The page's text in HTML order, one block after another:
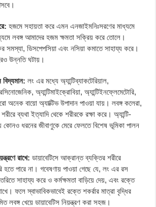
হজমে সহায়তা করে এমন এনজাইমনিঃসরণের মাধ্যমে
লবঙ্গ আমাদের হজম ক্ষমতা সক্রিয় করে তোলে।
সমস্যা, ডিসপেপসিয়া এবং নসিয়া কমাতে সাহায্য করে।
উন্নতি ঘটায়।
বিদ্যমান: লং এর মধ্যে অ্যান্টিব্যাকটেরিয়াল,
অ্যান্টিমাইক্রোবিয়া, অ্যান্টিইনফ্লেমেটোরি,
অনেক বায়ো অ্যাক্টিভ উপাদান পাওয়া যায়। লবঙ্গ কলেরা,
ব্যথা ইত্যাদি থেকে শরীরকে রক্ষা করে। অ্যান্টি-
কোনও ধরনের জীবাণুকে মেরে ফেলতে বিশেষ ভূমিকা পালন
রাখে: ডায়াবেটিসে আক্রান্ত ব্যক্তির শরীরে
পারে না। গবেষণায় পাওয়া গেছে যে, লং এর রস
সাহায্য করে ও কর্মক্ষমতা বাড়িয়ে দেয়, এবং রক্তে
ফলে স্বাভাবিকভাবেই রক্তে শকর্রার মাত্রা বৃদ্ধির
লবঙ্গ খেয়ে ডায়াবেটিস নিয়ন্ত্রণ করা সহজ।